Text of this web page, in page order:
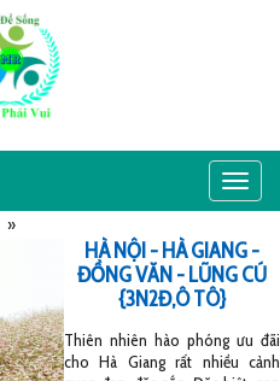
Toggle
»
HÀ NỘI - HÀ GIANG -
ĐỒNG VĂN - LŨNG CÚ
{3N2Đ,Ô TÔ}
Thiên nhiên hào phóng ưu đãi
cho Hà Giang rất nhiều cảnh